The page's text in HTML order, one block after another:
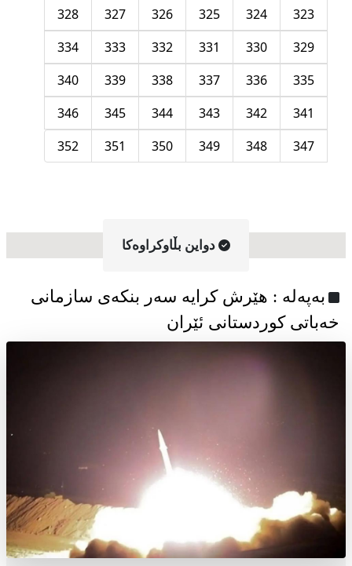
323
324
325
326
327
328
329
330
331
332
333
334
335
336
337
338
339
340
341
342
343
344
345
346
347
348
349
350
351
352
دواین بڵاوکراوه‌کا
به‌په‌له‌ : هێرش کرایە سەر بنکەی سازمانی
خەباتی کوردستانی ئێران